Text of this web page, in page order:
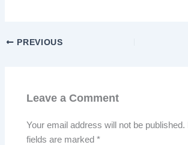
PREVIOUS
Leave a Comment
Your email address will not be published.
fields are marked*